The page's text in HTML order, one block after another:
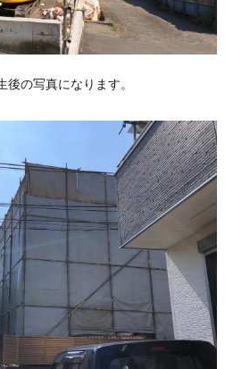
の写真になります。